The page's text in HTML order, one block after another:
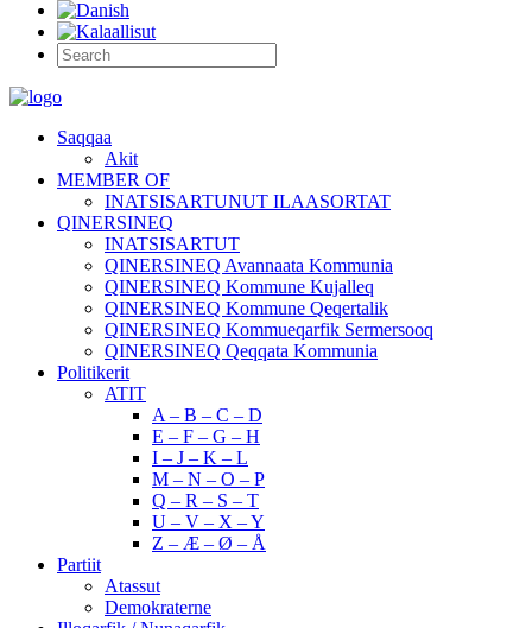
Saqqaa
Akit
MEMBER OF
INATSISARTUNUT ILAASORTAT
QINERSINEQ
INATSISARTUT
QINERSINEQ Avannaata Kommunia
QINERSINEQ Kommune Kujalleq
QINERSINEQ Kommune Qeqertalik
QINERSINEQ Kommueqarfik Sermersooq
QINERSINEQ Qeqqata Kommunia
Politikerit
ATIT
A – B – C – D
E – F – G – H
I – J – K – L
M – N – O – P
Q – R – S – T
U – V – X – Y
Z – Æ – Ø – Å
Partiit
Atassut
Demokraterne